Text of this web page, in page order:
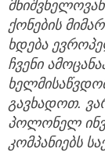
ქონების
ხდება
ჩვენი
გავხადოთ.
პოლონელ
კომპანიებს